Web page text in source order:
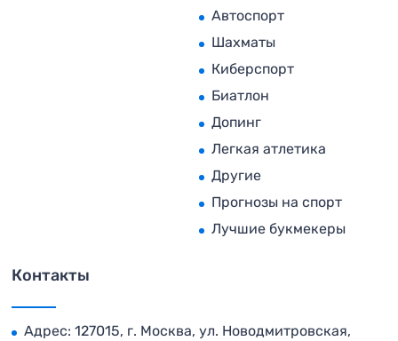
Автоспорт
Шахматы
Киберспорт
Биатлон
Допинг
Легкая атлетика
Другие
Прогнозы на спорт
Лучшие букмекеры
Контакты
Адрес: 127015, г. Москва, ул. Новодмитровская,